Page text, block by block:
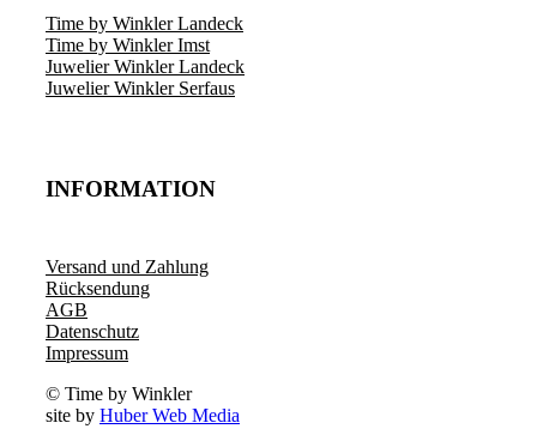
Time by Winkler Landeck
Time by Winkler Imst
Juwelier Winkler Landeck
Juwelier Winkler Serfaus
INFORMATION
Versand und Zahlung
Rücksendung
AGB
Datenschutz
Impressum
© Time by Winkler
site by Huber Web Media